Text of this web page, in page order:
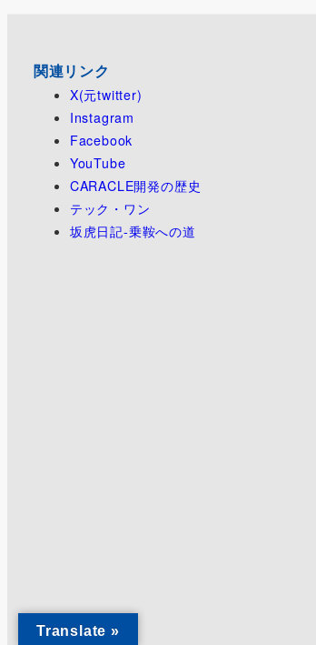
関連リンク
X(元twitter)
Instagram
Facebook
YouTube
CARACLE開発の歴史
テック・ワン
坂虎日記-乗鞍への道
Translate »